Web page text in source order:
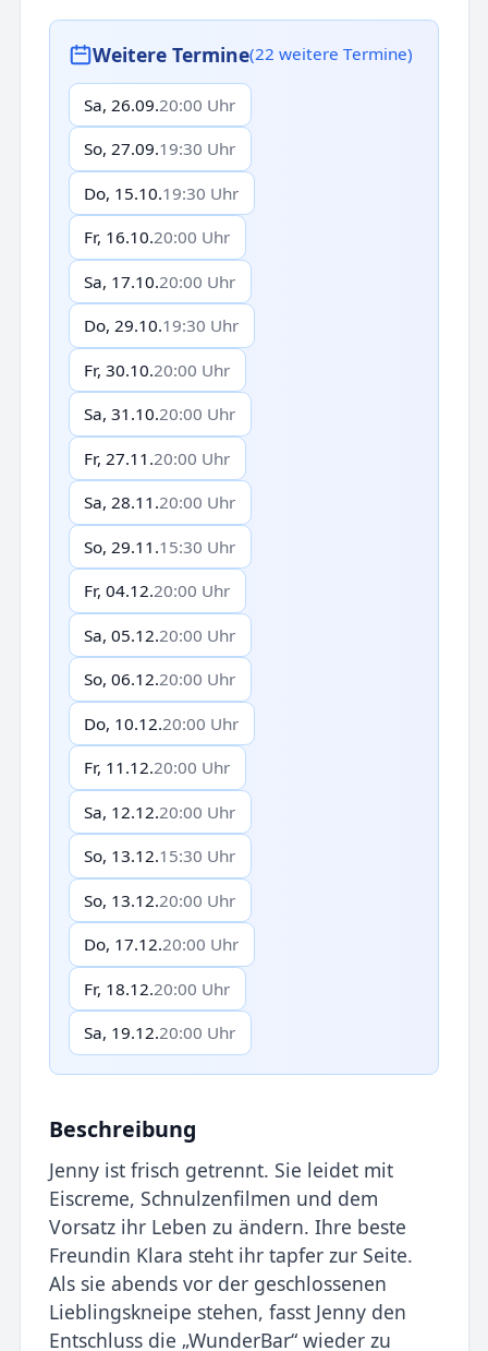
Weitere Termine(22 weitere Termine)
Sa, 26.09.20:00 Uhr
So, 27.09.19:30 Uhr
Do, 15.10.19:30 Uhr
Fr, 16.10.20:00 Uhr
Sa, 17.10.20:00 Uhr
Do, 29.10.19:30 Uhr
Fr, 30.10.20:00 Uhr
Sa, 31.10.20:00 Uhr
Fr, 27.11.20:00 Uhr
Sa, 28.11.20:00 Uhr
So, 29.11.15:30 Uhr
Fr, 04.12.20:00 Uhr
Sa, 05.12.20:00 Uhr
So, 06.12.20:00 Uhr
Do, 10.12.20:00 Uhr
Fr, 11.12.20:00 Uhr
Sa, 12.12.20:00 Uhr
So, 13.12.15:30 Uhr
So, 13.12.20:00 Uhr
Do, 17.12.20:00 Uhr
Fr, 18.12.20:00 Uhr
Sa, 19.12.20:00 Uhr
Beschreibung
Jenny ist frisch getrennt. Sie leidet mit
Eiscreme, Schnulzenfilmen und dem
Vorsatz ihr Leben zu ändern. Ihre beste
Freundin Klara steht ihr tapfer zur Seite.
Als sie abends vor der geschlossenen
Lieblingskneipe stehen, fasst Jenny den
Entschluss die „WunderBar“ wieder zu